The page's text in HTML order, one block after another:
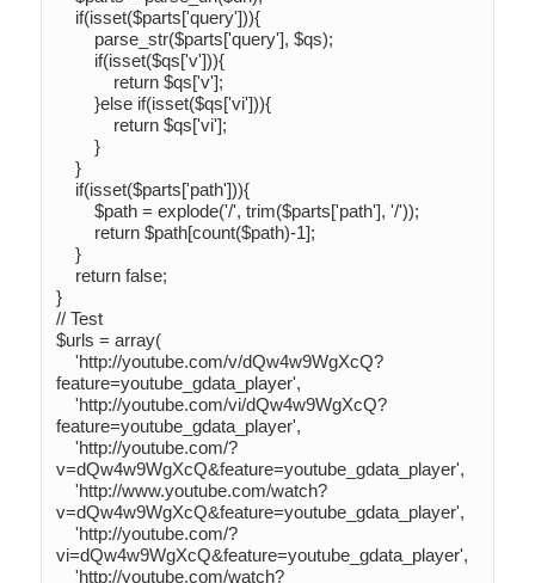
        }else if(isset($qs['vi'])){
        }
    }
        $path = explode('/', trim($parts['path'], '/'));
    }
}
// Test
$urls = array(
    'http://youtube.com/v/dQw4w9WgXcQ?
feature=youtube_gdata_player',
    'http://youtube.com/vi/dQw4w9WgXcQ?
feature=youtube_gdata_player',
    'http://youtube.com/?
v=dQw4w9WgXcQ&feature=youtube_gdata_player',
    'http://www.youtube.com/watch?
v=dQw4w9WgXcQ&feature=youtube_gdata_player',
    'http://youtube.com/?
vi=dQw4w9WgXcQ&feature=youtube_gdata_player',
    'http://youtube.com/watch?